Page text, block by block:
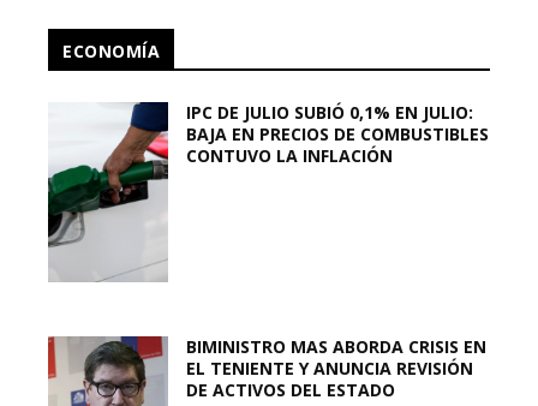
ECONOMÍA
IPC DE JULIO SUBIÓ 0,1% EN JULIO:
BAJA EN PRECIOS DE COMBUSTIBLES
CONTUVO LA INFLACIÓN
BIMINISTRO MAS ABORDA CRISIS EN
EL TENIENTE Y ANUNCIA REVISIÓN
DE ACTIVOS DEL ESTADO